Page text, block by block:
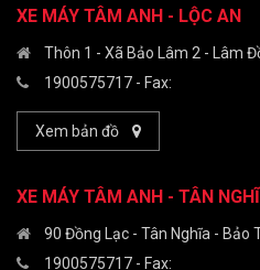
XE MÁY TÂM ANH - LỘC AN
Thôn 1 - Xã Bảo Lâm 2 - Lâm
1900575717 - Fax:
Xem bản đồ
XE MÁY TÂM ANH - TÂN
90 Đồng Lạc - Tân Nghĩa - Bảo
1900575717 - Fax: